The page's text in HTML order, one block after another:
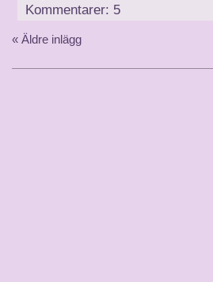
Kommentarer: 5
« Äldre inlägg